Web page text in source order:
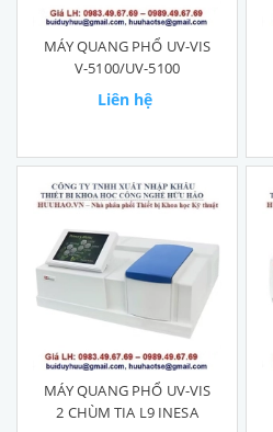
MÁY QUANG PHỔ UV-VIS
V-5100/UV-5100
Liên hệ
MÁY QUANG PHỔ UV-VIS
2 CHÙM TIA L9 INESA